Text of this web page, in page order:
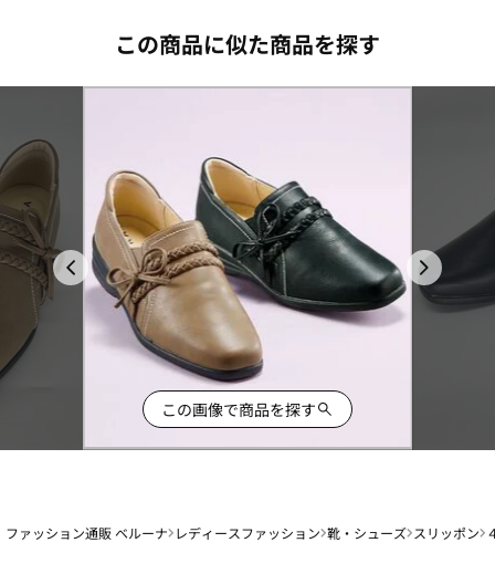
この商品に似た商品を探す
この画像で商品を探す
ファッション通販 ベルーナ レディースファッション 靴・シューズ スリッポン